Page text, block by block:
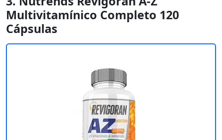
Multivitamínico Completo 120
Cápsulas